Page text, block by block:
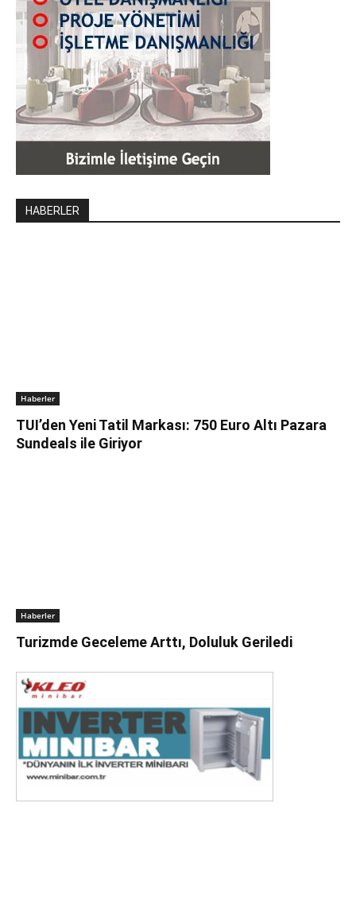
HABERLER
Haberler
TUI’den Yeni Tatil Markası: 750 Euro Altı Pazara
Sundeals ile Giriyor
Haberler
Turizmde Geceleme Arttı, Doluluk Geriledi